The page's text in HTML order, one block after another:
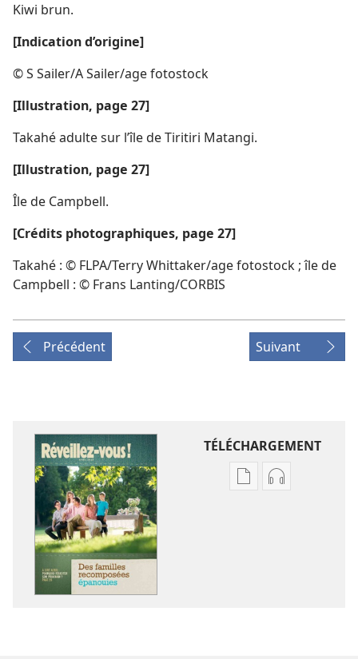
Kiwi brun.
[Indication d’origine]
© S Sailer/A Sailer/age fotostock
[Illustration, page 27]
Takahé adulte sur l’île de Tiritiri Matangi.
[Illustration, page 27]
Île de Campbell.
[Crédits photographiques, page 27]
Takahé : © FLPA/Terry Whittaker/age fotostock ; île de
Campbell : © Frans Lanting/CORBIS
Précédent Suivant
TÉLÉCHARGEMENT
OptionsOptions